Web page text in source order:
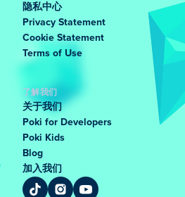
隐私中心
Privacy Statement
Cookie Statement
Terms of Use
了解我们
关于我们
Poki for Developers
Poki Kids
Blog
加入我们